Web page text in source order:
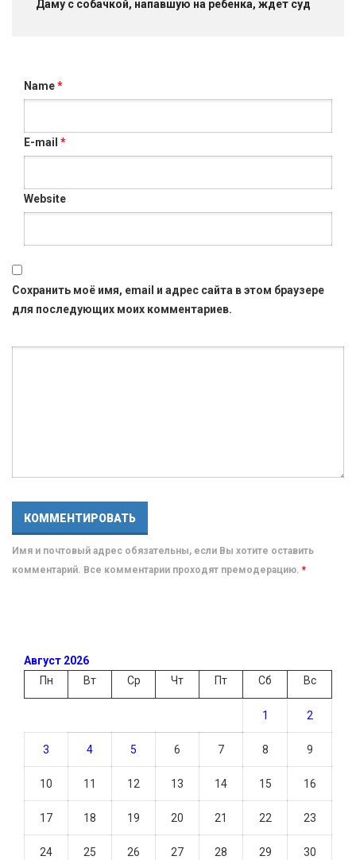
Даму с собачкой, напавшую на ребенка, ждет суд
Name*
E-mail *
Website
Сохранить моё имя, email и адрес сайта в этом браузере
для последующих моих комментариев.
Имя и почтовый адрес обязательны, если Вы хотите оставить
комментарий. Все комментарии проходят премодерацию. *
Август 2026
Пн
Вт Ср Чт Пт Сб Вс
1 2
3 4 5 6 7 8 9
10 11 12 13 14 15 16
17 18 19 20 21 22 23
24 25 26 27 28 29 30